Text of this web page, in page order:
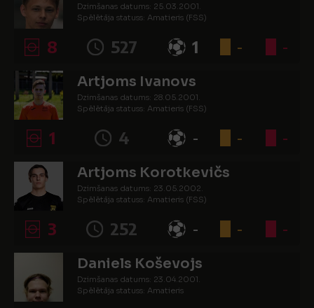
Dzimšanas datums: 25.03.2001.
Spēlētāja statuss: Amatieris (FSS)
8 527 1 - -
Artjoms Ivanovs
Dzimšanas datums: 28.05.2001.
Spēlētāja statuss: Amatieris (FSS)
1 4 - - -
Artjoms Korotkevičs
Dzimšanas datums: 23.05.2002.
Spēlētāja statuss: Amatieris (FSS)
3 252 - - -
Daniels Koševojs
Dzimšanas datums: 23.04.2001.
Spēlētāja statuss: Amatieris